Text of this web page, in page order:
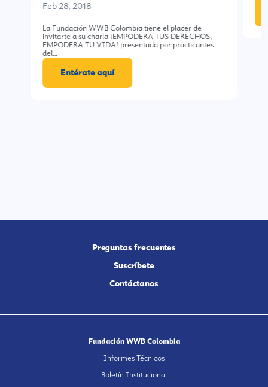
Feb 28, 2018
La Fundación WWB Colombia tiene el placer de
invitarte a su charla ¡EMPODERA TUS DERECHOS,
EMPODERA TU VIDA! presentada por practicantes
del…
Entérate aquí
Preguntas frecuentes
Suscríbete
Contáctanos
Fundación WWB Colombia
Informes Técnicos
Boletín Institucional